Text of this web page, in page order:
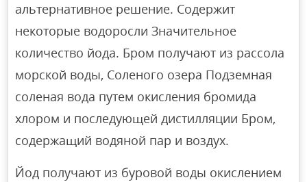
альтернативное решение. Содержит
некоторые водоросли Значительное
количество йода. Бром получают из рассола
морской воды, Соленого озера Подземная
соленая вода путем окисления бромида
хлором и последующей дистилляции Бром,
содержащий водяной пар и воздух.
Йод получают из буровой воды окислением